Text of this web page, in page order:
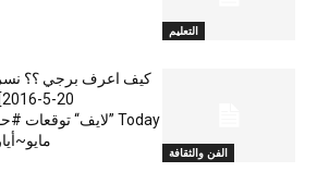
التعليم
الفن والثقافة
كيف اعرف برجي ؟؟ نسردْ
مايو~أيار 2016 – موجز مصر